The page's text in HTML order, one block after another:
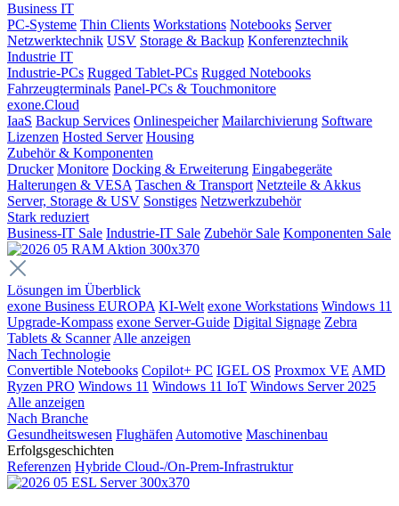
Business IT
PC-Systeme Thin Clients Workstations Notebooks Server
Netzwerktechnik USV Storage & Backup Konferenztechnik
Industrie IT
Industrie-PCs Rugged Tablet-PCs Rugged Notebooks
Fahrzeugterminals Panel-PCs & Touchmonitore
exone.Cloud
IaaS Backup Services Onlinespeicher Mailarchivierung Software
Lizenzen Hosted Server Housing
Zubehör & Komponenten
Drucker Monitore Docking & Erweiterung Eingabegeräte
Halterungen & VESA Taschen & Transport Netzteile & Akkus
Server, Storage & USV Sonstiges Netzwerkzubehör
Stark reduziert
Business-IT Sale Industrie-IT Sale Zubehör Sale Komponenten Sale
Lösungen im Überblick
exone Business EUROPA KI-Welt exone Workstations Windows 11
Upgrade-Kompass exone Server-Guide Digital Signage Zebra
Tablets & Scanner Alle anzeigen
Nach Technologie
Convertible Notebooks Copilot+ PC IGEL OS Proxmox VE AMD
Ryzen PRO Windows 11 Windows 11 IoT Windows Server 2025
Alle anzeigen
Nach Branche
Gesundheitswesen Flughäfen Automotive Maschinenbau
Erfolgsgeschichten
Referenzen Hybride Cloud-/On-Prem-Infrastruktur